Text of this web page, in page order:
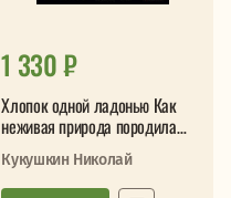
1 330 ₽
Хлопок одной ладонью Как
неживая природа породила
человеческий разум
Кукушкин Николай